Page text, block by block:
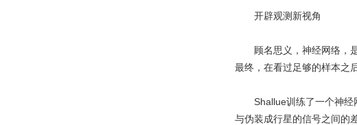
开辟观测新视角
顾名思义，神经网络，是
最终，在看过足够的样本之
Shallue训练了一个神经网
与伪装成行星的信号之间的差